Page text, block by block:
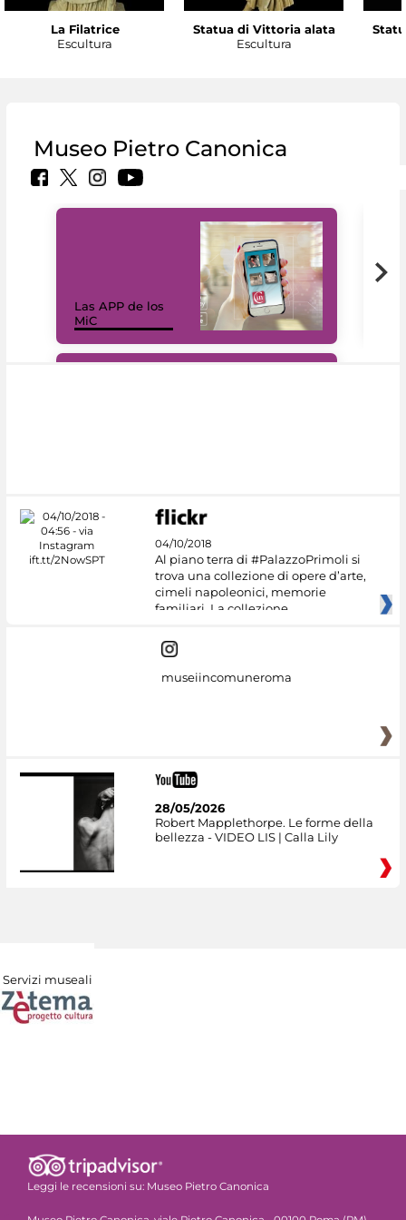
La Filatrice
Escultura
Statua di Vittoria alata
Escultura
Museo Pietro Canonica
Las APP de los
MiC
04/10/2018
Al piano terra di #PalazzoPrimoli si
trova una collezione di opere d’arte,
cimeli napoleonici, memorie
familiari. La collezione
museiincomuneroma
28/05/2026
Robert Mapplethorpe. Le forme della
bellezza - VIDEO LIS | Calla Lily
Servizi museali
Leggi le recensioni su: Museo Pietro Canonica